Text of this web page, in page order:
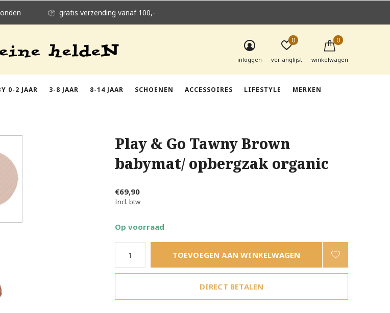
0-2 JAAR 3-8 JAAR 8-14 JAAR SCHOENEN ACCESSOIRES LIFESTYLE MERKEN
inloggen verlanglijst
0
winkelwagen
0
gratis verzending vanaf 100,-
Play & Go Tawny Brown
babymat/ opbergzak organic
€69,90
Incl. btw
Op voorraad
TOEVOEGEN AAN WINKELWAGEN
DIRECT BETALEN